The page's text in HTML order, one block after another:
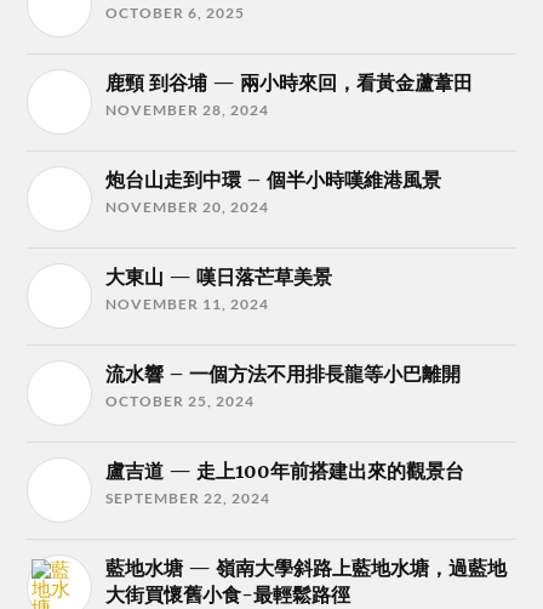
OCTOBER 6, 2025
鹿頸 到谷埔 — 兩小時來回，看黃金蘆葦田
NOVEMBER 28, 2024
炮台山走到中環 – 個半小時嘆維港風景
NOVEMBER 20, 2024
大東山 — 嘆日落芒草美景
NOVEMBER 11, 2024
流水響 – 一個方法不用排長龍等小巴離開
OCTOBER 25, 2024
盧吉道 — 走上100年前搭建出來的觀景台
SEPTEMBER 22, 2024
藍地水塘 — 嶺南大學斜路上藍地水塘，過藍地
大街買懷舊小食-最輕鬆路徑